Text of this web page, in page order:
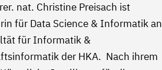
nat. Christine Preisach ist
für Data Science & Informatik an
für Informatik &
der HKA. Nach ihrem